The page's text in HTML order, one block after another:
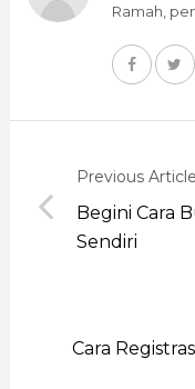
Ramah,
Previous Article
Begini Cara
Sendiri
Cara